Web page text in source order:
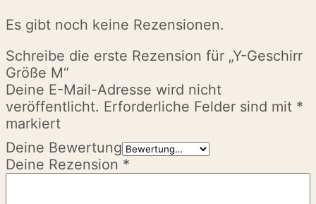
Es gibt noch keine Rezensionen.
Schreibe die erste Rezension für „Y-Geschirr
Größe M“
Deine E-Mail-Adresse wird nicht
veröffentlicht. Erforderliche Felder sind mit *
markiert
Deine Bewertung
Deine Rezension *